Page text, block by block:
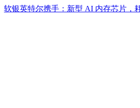
软银英特尔携手：新型 AI 内存芯片，